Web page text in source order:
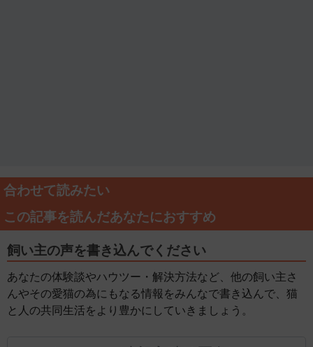
合わせて読みたい
この記事を読んだあなたにおすすめ
飼い主の声を書き込んでください
あなたの体験談やハウツー・解決方法など、他の飼い主さ
んやその愛猫の為にもなる情報をみんなで書き込んで、猫
と人の共同生活をより豊かにしていきましょう。